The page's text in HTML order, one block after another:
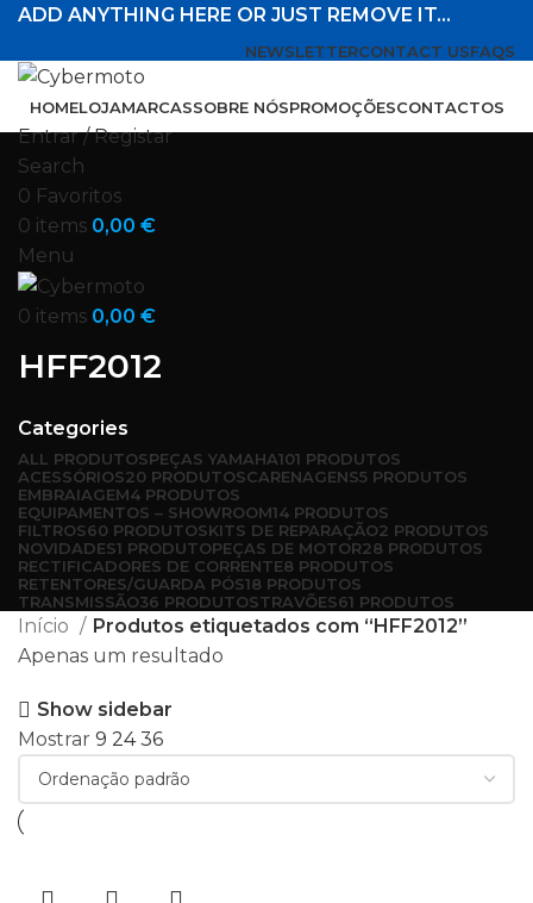
ADD ANYTHING HERE OR JUST REMOVE IT…
NEWSLETTERCONTACT USFAQS
HOMELOJAMARCASSOBRE NÓSPROMOÇÕESCONTACTOS
Entrar / Registar
Search
0 Favoritos
0 items 0,00 €
Menu
0 items 0,00 €
HFF2012
Categories
ALL PRODUTOSPEÇAS YAMAHA101 PRODUTOS
ACESSÓRIOS20 PRODUTOSCARENAGENS5 PRODUTOS
EMBRAIAGEM4 PRODUTOS
EQUIPAMENTOS – SHOWROOM14 PRODUTOS
FILTROS60 PRODUTOSKITS DE REPARAÇÃO2 PRODUTOS
NOVIDADES1 PRODUTOPEÇAS DE MOTOR28 PRODUTOS
RECTIFICADORES DE CORRENTE8 PRODUTOS
RETENTORES/GUARDA PÓS18 PRODUTOS
TRANSMISSÃO36 PRODUTOSTRAVÕES61 PRODUTOS
Início
Produtos etiquetados com “HFF2012”
Apenas um resultado
Show sidebar
Mostrar 9 2436